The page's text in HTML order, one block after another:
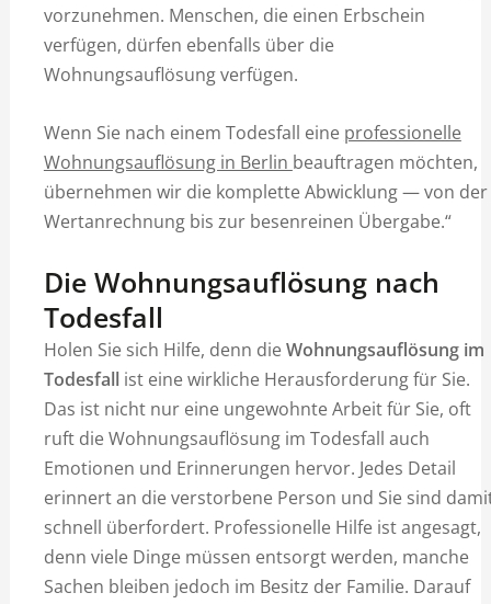
vorzunehmen. Menschen, die einen Erbschein
verfügen, dürfen ebenfalls über die
Wohnungsauflösung verfügen.
Wenn Sie nach einem Todesfall eine professionelle
Wohnungsauflösung in Berlin beauftragen möchten,
übernehmen wir die komplette Abwicklung — von der
Wertanrechnung bis zur besenreinen Übergabe.“
Die Wohnungsauflösung nach
Todesfall
Holen Sie sich Hilfe, denn dieWohnungsauflösung im
Todesfallist eine wirkliche Herausforderung für Sie.
Das ist nicht nur eine ungewohnte Arbeit für Sie, oft
ruft die Wohnungsauflösung im Todesfall auch
Emotionen und Erinnerungen hervor. Jedes Detail
erinnert an die verstorbene Person und Sie sind
schnell überfordert. Professionelle Hilfe ist angesagt,
denn viele Dinge müssen entsorgt werden, manche
Sachen bleiben jedoch im Besitz der Familie. Darauf